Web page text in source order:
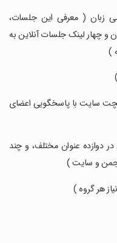
زبان ( معرفی این جلسات،
چهار لینک جلسات آنلاین به
)
سایت با پاسخگویی اعضای
( دارای بیش از ۳۰۰ عکس در دوازده عنوان مختلف، و چند
و سایت )
هر گروه )